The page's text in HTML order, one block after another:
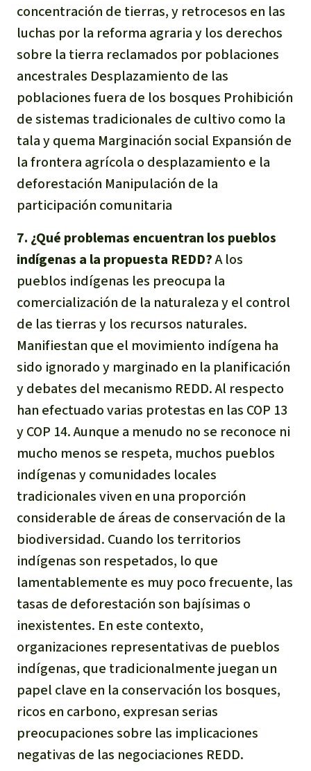
concentración de tierras, y retrocesos en las
luchas por la reforma agraria y los derechos
sobre la tierra reclamados por poblaciones
ancestrales Desplazamiento de las
poblaciones fuera de los bosques Prohibición
de sistemas tradicionales de cultivo como la
tala y quema Marginación social Expansión de
la frontera agrícola o desplazamiento e la
deforestación Manipulación de la
participación comunitaria
7. ¿Qué problemas encuentran los pueblos
indígenas a la propuesta REDD?A los
pueblos indígenas les preocupa la
comercialización de la naturaleza y el control
de las tierras y los recursos naturales.
Manifiestan que el movimiento indígena ha
sido ignorado y marginado en la planificación
y debates del mecanismo REDD. Al respecto
han efectuado varias protestas en las COP 13
y COP 14. Aunque a menudo no se reconoce ni
mucho menos se respeta, muchos pueblos
indígenas y comunidades locales
tradicionales viven en una proporción
considerable de áreas de conservación de la
biodiversidad. Cuando los territorios
indígenas son respetados, lo que
lamentablemente es muy poco frecuente, las
tasas de deforestación son bajísimas o
inexistentes. En este contexto,
organizaciones representativas de pueblos
indígenas, que tradicionalmente juegan un
papel clave en la conservación los bosques,
ricos en carbono, expresan serias
preocupaciones sobre las implicaciones
negativas de las negociaciones REDD.